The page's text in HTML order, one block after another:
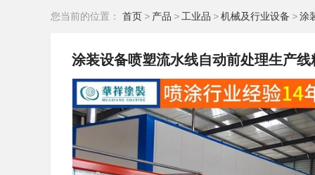
您当前的位置： 首页 > 产品 > 工业品 >机械及行业设备 >涂
涂装设备喷塑流水线自动前处理生产